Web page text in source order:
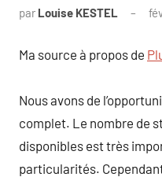
par Louise KESTEL
Ma source à propos de
Nous avons de
complet. Le nombre de
disponibles est très
particularités.